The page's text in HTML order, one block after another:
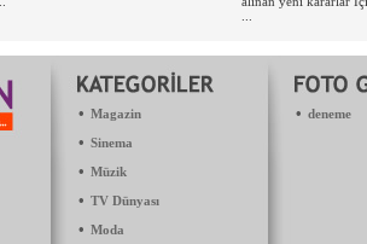
• Magazin
• Sinema
• Müzik
• TV Dünyası
• Moda
• deneme